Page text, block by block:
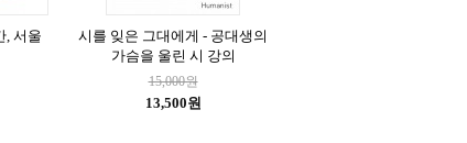
, 서울
시를 잊은 그대에게 - 공대생의
가슴을 울린 시 강의
15,000원
13,500원